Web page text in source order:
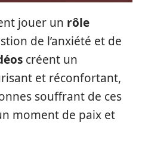
jouer un rôle
de l’anxiété et de
créent un
et réconfortant,
souffrant de ces
moment de paix et